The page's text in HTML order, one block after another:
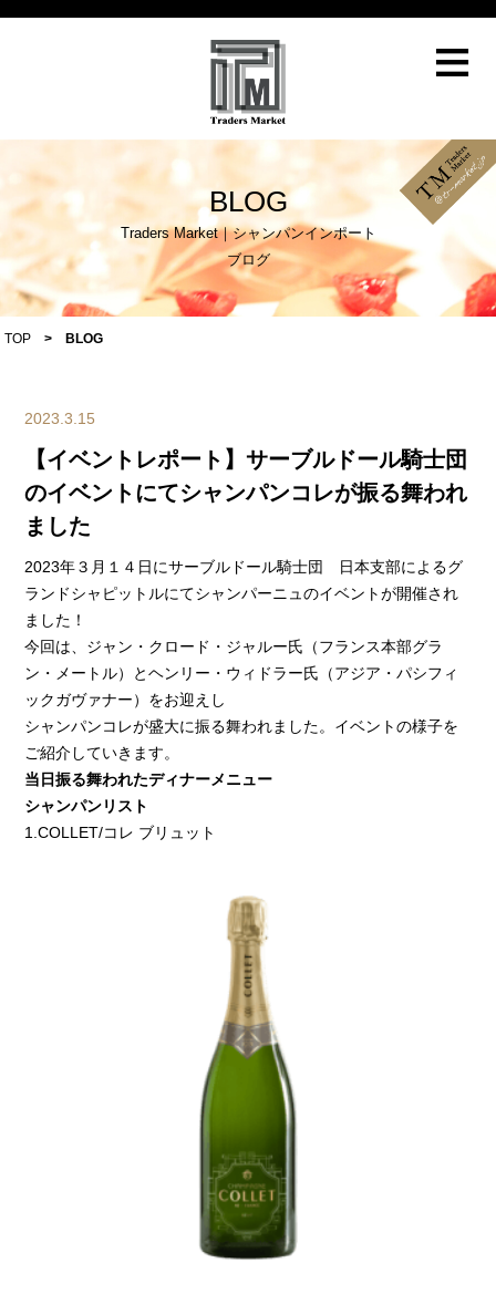
≡
BLOG
Traders Market｜シャンパンインポート
ブログ
TOP > BLOG
2023.3.15
【イベントレポート】サーブルドール騎士団
のイベントにてシャンパンコレが振る舞われ
ました
2023年３月１４日にサーブルドール騎士団 日本支部によるグ
ランドシャピットルにてシャンパーニュのイベントが開催され
ました！
今回は、ジャン・クロード・ジャルー氏（フランス本部グラ
ン・メートル）とヘンリー・ウィドラー氏（アジア・パシフィ
ックガヴァナー）をお迎えし
シャンパンコレが盛大に振る舞われました。イベントの様子を
ご紹介していきます。
当日振る舞われたディナーメニュー
シャンパンリスト
1.COLLET/コレ ブリュット